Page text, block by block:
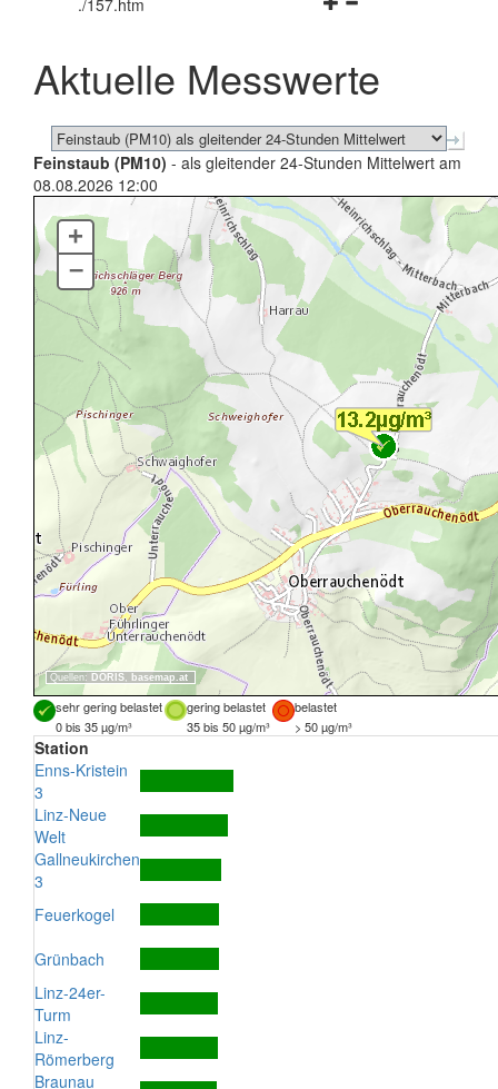
schließen
./157.htm
Aktuelle Messwerte
Feinstaub (PM10) - als gleitender 24-Stunden Mittelwert am
08.08.2026 12:00
Quellen: DORIS, basemap.at
+
–
sehr gering belastet gering belastet
belastet
0 bis 35 µg/m³
35 bis 50 µg/m³ > 50 µg/m³
Station
Enns-Kristein
3
Linz-Neue
Welt
Gallneukirchen
3
Feuerkogel
Grünbach
Linz-24er-
Turm
Linz-
Römerberg
Braunau